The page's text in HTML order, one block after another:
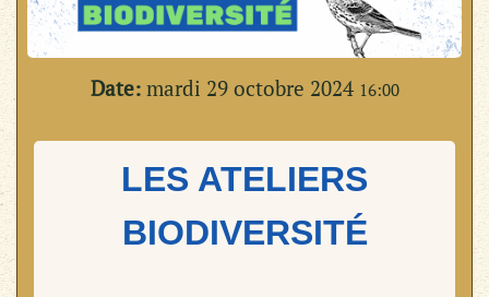
Date: mardi 29 octobre 2024 16:00
LES ATELIERS
BIODIVERSITÉ